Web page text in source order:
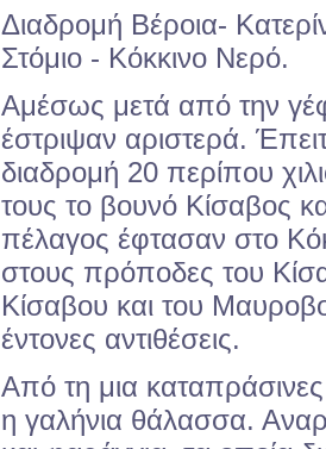
Διαδρομή Βέροια-
Στόμιο - Κόκκινο Νερό.
Αμέσως μετά από την
έστριψαν αριστερά.
διαδρομή 20 περίπου
τους το βουνό Κίσαβος
πέλαγος έφτασαν στο
στους πρόποδες του
Κίσαβου και του
έντονες αντιθέσεις.
Από τη μια
η γαλήνια θάλασσα.